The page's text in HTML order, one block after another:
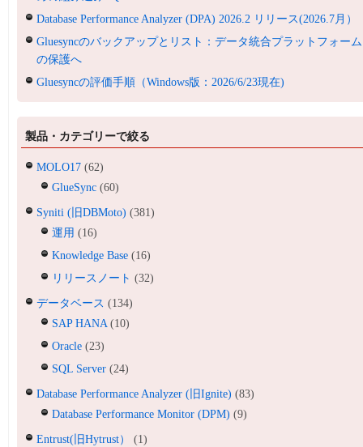
Database Performance Analyzer (DPA) 2026.2 リリース(2026.7月）
Gluesyncのバックアップとリスト：データ統合プラットフォーム
の保護へ
Gluesyncの評価手順（Windows版：2026/6/23現在)
製品・カテゴリーで絞る
MOLO17 (62)
GlueSync (60)
Syniti (旧DBMoto) (381)
運用 (16)
Knowledge Base (16)
リリースノート (32)
データベース (134)
SAP HANA(10)
Oracle (23)
SQL Server (24)
Database Performance Analyzer (旧Ignite) (83)
Database Performance Monitor (DPM) (9)
Entrust(旧Hytrust）
(1)